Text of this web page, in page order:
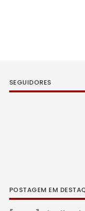
SEGUIDORES
POSTAGEM EM